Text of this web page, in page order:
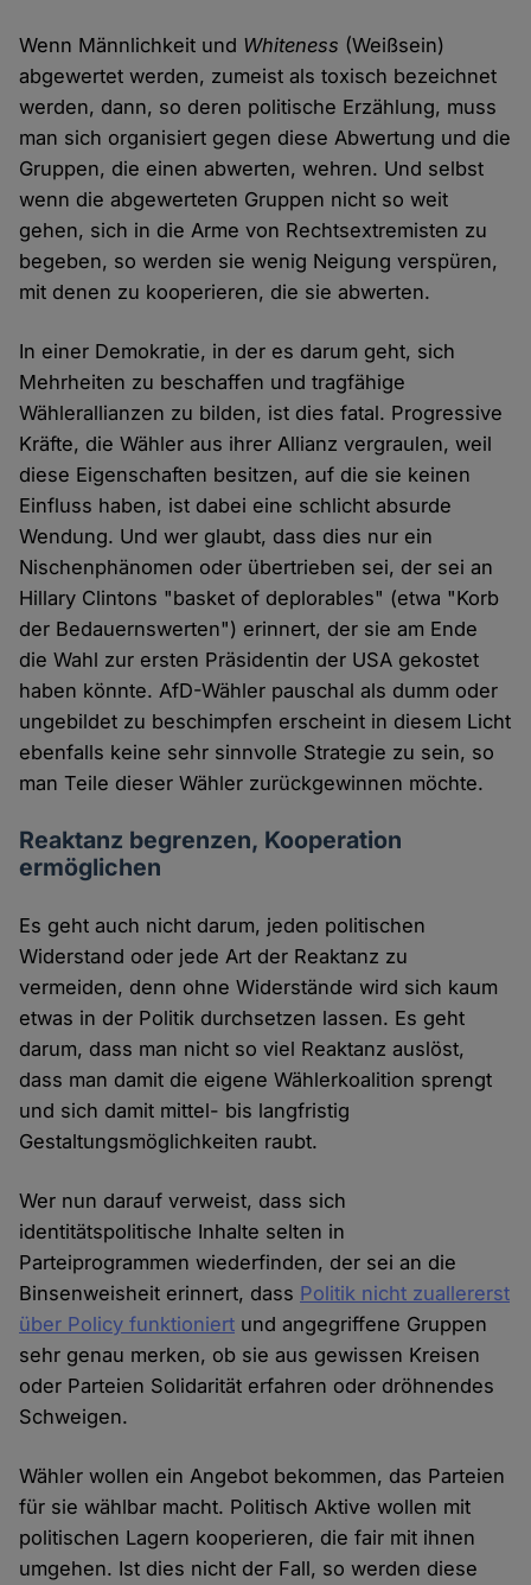
Wenn Männlichkeit und Whiteness (Weißsein)
abgewertet werden, zumeist als toxisch bezeichnet
werden, dann, so deren politische Erzählung, muss
man sich organisiert gegen diese Abwertung und die
Gruppen, die einen abwerten, wehren. Und selbst
wenn die abgewerteten Gruppen nicht so weit
gehen, sich in die Arme von Rechtsextremisten zu
begeben, so werden sie wenig Neigung verspüren,
mit denen zu kooperieren, die sie abwerten.
In einer Demokratie, in der es darum geht, sich
Mehrheiten zu beschaffen und tragfähige
Wählerallianzen zu bilden, ist dies fatal. Progressive
Kräfte, die Wähler aus ihrer Allianz vergraulen, weil
diese Eigenschaften besitzen, auf die sie keinen
Einfluss haben, ist dabei eine schlicht absurde
Wendung. Und wer glaubt, dass dies nur ein
Nischenphänomen oder übertrieben sei, der sei an
Hillary Clintons "basket of deplorables" (etwa "Korb
der Bedauernswerten") erinnert, der sie am Ende
die Wahl zur ersten Präsidentin der USA gekostet
haben könnte. AfD-Wähler pauschal als dumm oder
ungebildet zu beschimpfen erscheint in diesem Licht
ebenfalls keine sehr sinnvolle Strategie zu sein, so
man Teile dieser Wähler zurückgewinnen möchte.
Reaktanz begrenzen, Kooperation
ermöglichen
Es geht auch nicht darum, jeden politischen
Widerstand oder jede Art der Reaktanz zu
vermeiden, denn ohne Widerstände wird sich kaum
etwas in der Politik durchsetzen lassen. Es geht
darum, dass man nicht so viel Reaktanz auslöst,
dass man damit die eigene Wählerkoalition sprengt
und sich damit mittel- bis langfristig
Gestaltungsmöglichkeiten raubt.
Wer nun darauf verweist, dass sich
identitätspolitische Inhalte selten in
Parteiprogrammen wiederfinden, der sei an die
Binsenweisheit erinnert, dass Politik nicht zuallererst
über Policy funktioniert und angegriffene Gruppen
sehr genau merken, ob sie aus gewissen Kreisen
oder Parteien Solidarität erfahren oder dröhnendes
Schweigen.
Wähler wollen ein Angebot bekommen, das Parteien
für sie wählbar macht. Politisch Aktive wollen mit
politischen Lagern kooperieren, die fair mit ihnen
umgehen. Ist dies nicht der Fall, so werden diese